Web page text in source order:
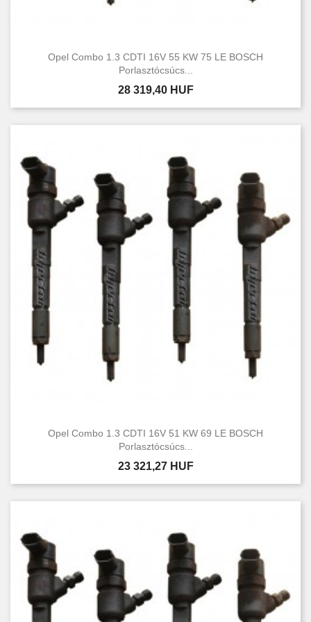
Opel Combo 1.3 CDTI 16V 55 KW 75 LE BOSCH
Porlasztócsúcs...
Ár
28 319,40 HUF
Opel Combo 1.3 CDTI 16V 51 KW 69 LE BOSCH
Porlasztócsúcs...
Ár
23 321,27 HUF